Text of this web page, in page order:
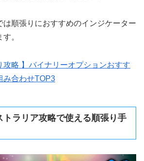
は順張りにおすすめのインジケーター
。
攻略 】バイナリーオプションおすす
み合わせTOP3
トラリア攻略で使える順張り手